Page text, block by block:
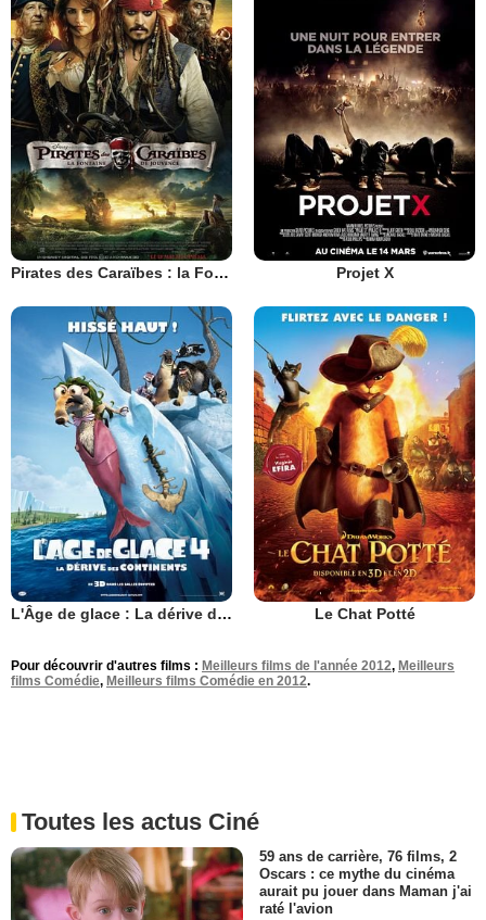
Pirates des Caraïbes : la Fontaine de Jouvence Projet X
L'Âge de glace : La dérive des continents Le Chat Potté
Pour découvrir d'autres films : Meilleurs films de l'année 2012, Meilleurs
films Comédie, Meilleurs films Comédie en 2012.
Toutes les actus Ciné
59 ans de carrière, 76 films, 2
Oscars : ce mythe du cinéma
aurait pu jouer dans Maman j'ai
raté l'avion